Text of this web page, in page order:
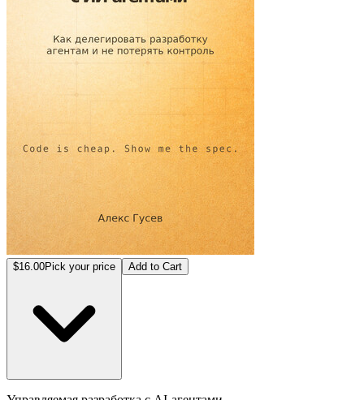
$16.00Pick your price Add to Cart